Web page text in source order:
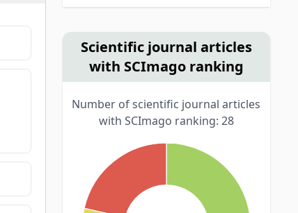
Scientific journal articles
with SCImago ranking
Number of scientific journal articles
with SCImago ranking: 28